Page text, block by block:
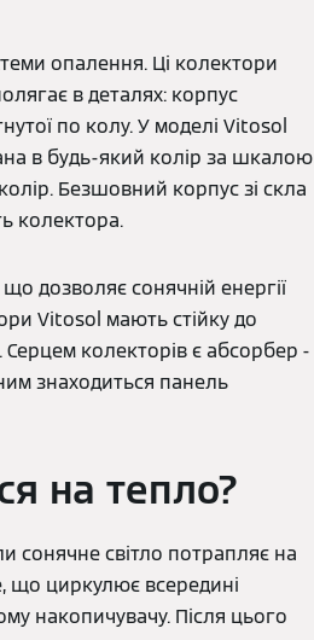
опалення. Ці колектори
в деталях: корпус
по колу. У моделі Vitosol
в будь-який колір за шкалою
Безшовний корпус зі скла
колектора.
дозволяє сонячній енергії
Vitosol мають стійку до
Серцем колекторів є абсорбер -
знаходиться панель
на тепло?
сонячне світло потрапляє на
що циркулює всередині
накопичувачу. Після цього